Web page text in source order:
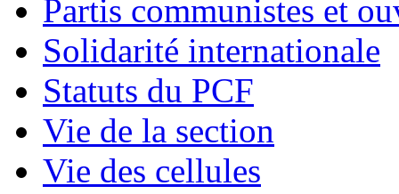
Partis communistes et
Solidarité internationale
Statuts du PCF
Vie de la section
Vie des cellules